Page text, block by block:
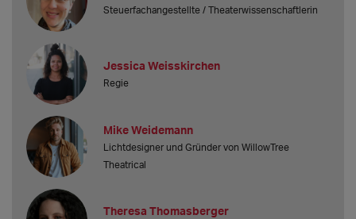
Steuerfachangestellte / Theaterwissenschaftlerin
Jessica Weisskirchen
Regie
Mike Weidemann
Lichtdesigner und Gründer von WillowTree
Theatrical
Theresa Thomasberger